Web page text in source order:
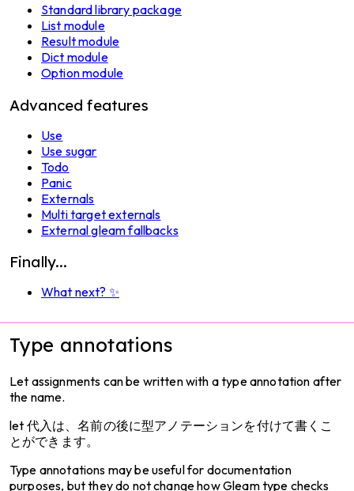
Standard library package
List module
Result module
Dict module
Option module
Advanced features
Use
Use sugar
Todo
Panic
Externals
Multi target externals
External gleam fallbacks
Finally...
What next? ✨
Type annotations
Let assignments can be written with a type annotation after
the name.
let 代入は、名前の後に型アノテーションを付けて書くこ
とができます。
Type annotations may be useful for documentation
purposes, but they do not change how Gleam type checks